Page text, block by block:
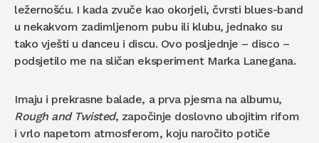
ležernošću. I kada zvuče kao okorjeli, čvrsti blues-band
u nekakvom zadimljenom pubu ili klubu, jednako su
tako vješti u danceu i discu. Ovo posljednje – disco –
podsjetilo me na sličan eksperiment Marka Lanegana.
Imaju i prekrasne balade, a prva pjesma na albumu,
Rough and Twisted, započinje doslovno ubojitim rifom
i vrlo napetom atmosferom, koju naročito potiče